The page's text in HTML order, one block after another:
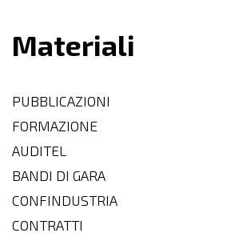
Materiali
PUBBLICAZIONI
FORMAZIONE
AUDITEL
BANDI DI GARA
CONFINDUSTRIA
CONTRATTI